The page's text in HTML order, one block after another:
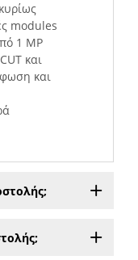
modules
1 MP
και
και